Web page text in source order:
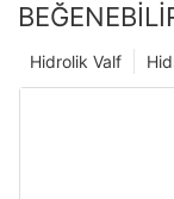
Hidrolik Valf